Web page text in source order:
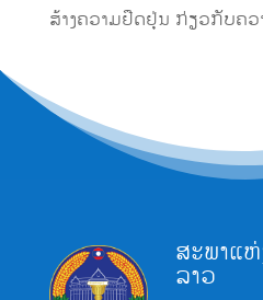
ສ້າງຄວາມຢືດຢຸ່ນ ກ່ຽວກັບຄວ
ສະພາແ
ລາວ